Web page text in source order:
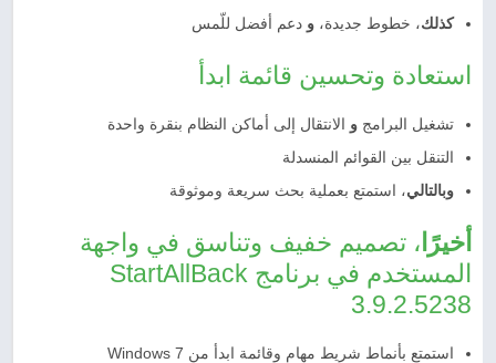
كذلك، خطوط جديدة، و دعم أفضل للّمس
استعادة وتحسين قائمة ابدأ
تشغيل البرامج و الانتقال إلى أماكن النظام بنقرة واحدة
التنقل بين القوائم المنسدلة
وبالتالي، استمتع بعملية بحث سريعة وموثوقة
أخيرًا ، تصميم خفيف وتناسق في واجهة
المستخدم في برنامج StartAllBack
3.9.2.5238
استمتع بأنماط شريط مهام وقائمة ابدأ من Windows 7